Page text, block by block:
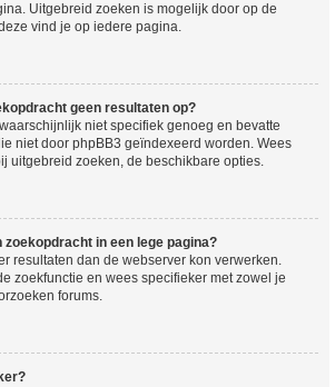
Uitgebreid zoeken is mogelijk door op de
vind je op iedere pagina.
geen resultaten op?
niet specifiek genoeg en bevatte
niet door phpBB3 geïndexeerd worden. Wees
uitgebreid zoeken, de beschikbare opties.
in een lege pagina?
resultaten dan de webserver kon verwerken.
zoekfunctie en wees specifieker met zowel je
forums.